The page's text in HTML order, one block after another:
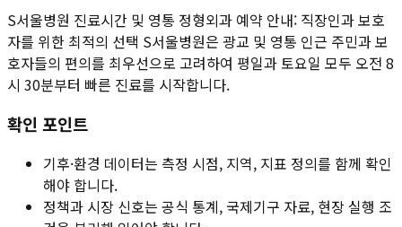
S서울병원 진료시간 및 영통 정형외과 예약 안내: 직장인과 보호
자를 위한 최적의 선택 S서울병원은 광교 및 영통 인근 주민과 보
호자들의 편의를 최우선으로 고려하여 평일과 토요일 모두 오전 8
시 30분부터 빠른 진료를 시작합니다.
확인 포인트
기후·환경 데이터는 측정 시점, 지역, 지표 정의를 함께 확인
해야 합니다.
정책과 시장 신호는 공식 통계, 국제기구 자료, 현장 실행 조